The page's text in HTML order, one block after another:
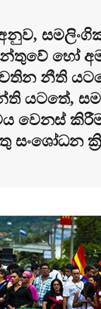
හෝ
නීති
යටතේ,
වෙනස්
සංශෝධන